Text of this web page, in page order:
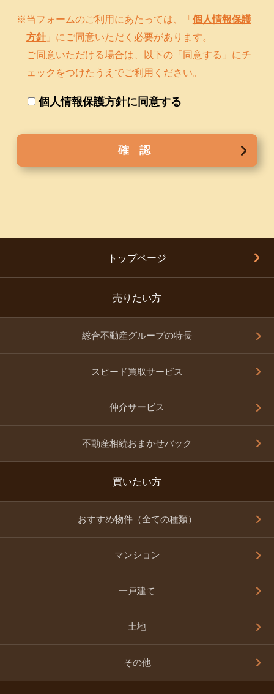
当フォームのご利用にあたっては、「個人情報保護
方針 」にご同意いただく必要があります。
ご同意いただける場合は、以下の「同意する」にチ
ェックをつけたうえでご利用ください。
個人情報保護方針に同意する
トップページ
売りたい方
総合不動産グループの特長
スピード買取サービス
仲介サービス
不動産相続おまかせパック
買いたい方
おすすめ物件（全ての種類）
マンション
一戸建て
土地
その他